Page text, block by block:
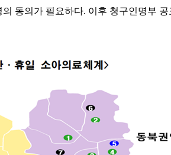
동의가 필요하다. 이후 청구인명부